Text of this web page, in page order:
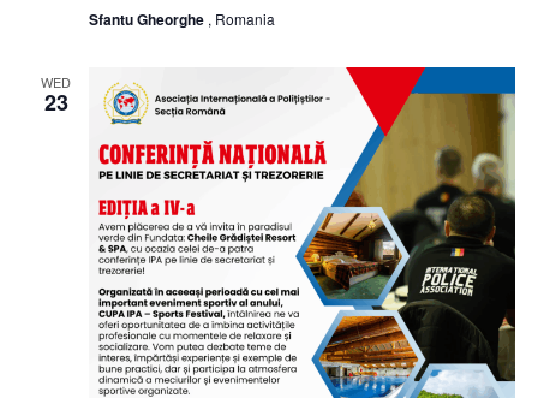
Sfantu Gheorghe , Romania
WED
23